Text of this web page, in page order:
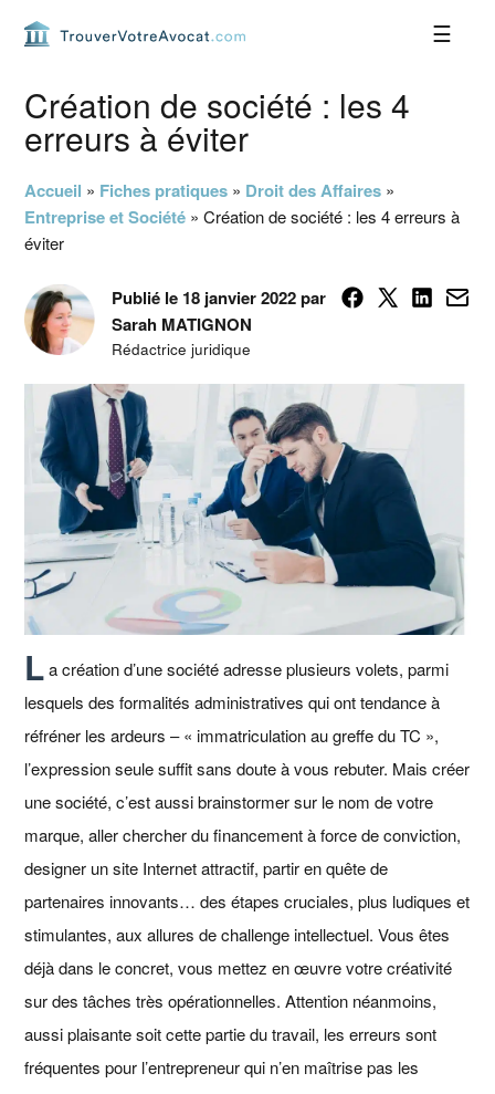
navigation
principale
principal
barre
latérale
principale
pageCréation de société : les 4
erreurs à éviter
Accueil » Fiches pratiques » Droit des Affaires »
Entreprise et Société »Création de société : les 4 erreurs à
éviter
Publié le 18 janvier 2022 par
Sarah MATIGNON
Rédactrice juridique
La création d’une société adresse plusieurs volets, parmi
lesquels des formalités administratives qui ont tendance à
réfréner les ardeurs – « immatriculation au greffe du TC »,
l’expression seule suffit sans doute à vous rebuter. Mais créer
une société, c’est aussi brainstormer sur le nom de votre
marque, aller chercher du financement à force de conviction,
designer un site Internet attractif, partir en quête de
partenaires innovants… des étapes cruciales, plus ludiques et
stimulantes, aux allures de challenge intellectuel. Vous êtes
déjà dans le concret, vous mettez en œuvre votre créativité
sur des tâches très opérationnelles. Attention néanmoins,
aussi plaisante soit cette partie du travail, les erreurs sont
fréquentes pour l’entrepreneur qui n’en maîtrise pas les